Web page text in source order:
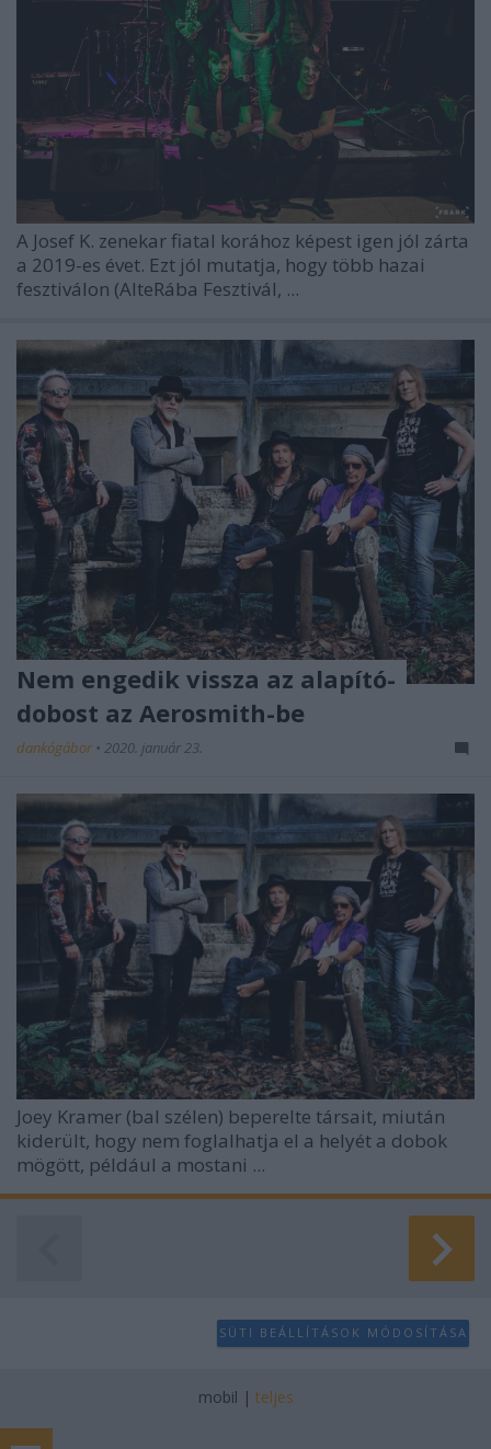
A Josef K. zenekar fiatal korához képest igen jól zárta
a 2019-es évet. Ezt jól mutatja, hogy több hazai
fesztiválon (AlteRába Fesztivál, ...
Nem engedik vissza az alapító-
dobost az Aerosmith-be
dankógábor • 2020. január 23.
Joey Kramer (bal szélen) beperelte társait, miután
kiderült, hogy nem foglalhatja el a helyét a dobok
mögött, például a mostani ...
SÜTI BEÁLLÍTÁSOK MÓDOSÍTÁSA
mobil | teljes